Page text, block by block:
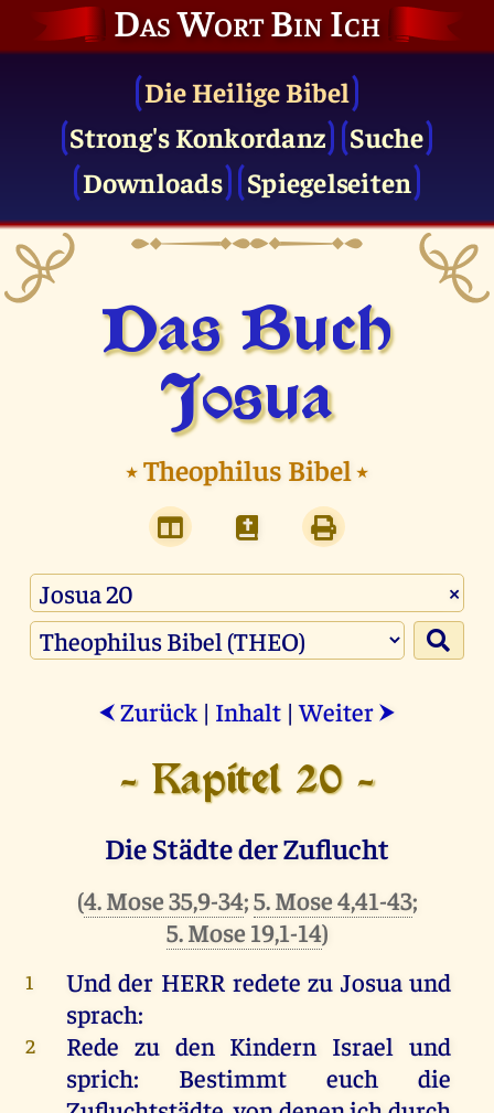
Das Wort Bin Ich
Die Heilige Bibel
Strong's Konkordanz
Suche
Downloads
Spiegelseiten
Das Buch
Josua
⭑Theophilus Bibel⭑
×
⮜ Zurück | Inhalt |Weiter ⮞
- Kapitel 20 -
Die Städte der Zuflucht
(4. Mose 35,9-34;5. Mose 4,41-43;
5. Mose 19,1-14)
1 Und der HERR redete zu Josua und
sprach:
2 Rede zu den Kindern Israel und
sprich: Bestimmt euch
die